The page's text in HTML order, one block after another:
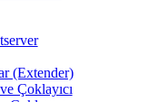
(Extender)
Çoklayıcı